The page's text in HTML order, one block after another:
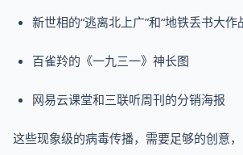
新世相的“逃离北上广”和“地铁丢书大作
百雀羚的《一九三一》神长图
网易云课堂和三联听周刊的分销海报
这些现象级的病毒传播，需要足够的创意